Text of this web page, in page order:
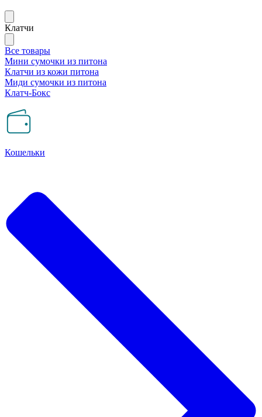
Клатчи
Все товары
Мини сумочки из питона
Клатчи из кожи питона
Миди сумочки из питона
Клатч-Бокс
Кошельки